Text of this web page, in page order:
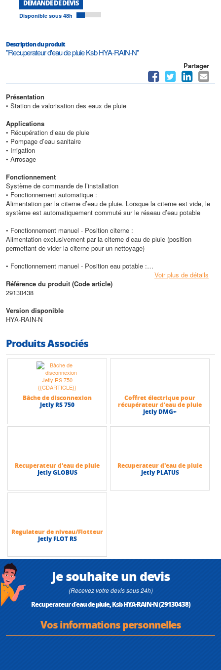
DEMANDE DE DEVIS
Disponible sous 48h
Description du produit
"Recuperateur d'eau de pluie Ksb HYA-RAIN-N"
Partager
Présentation
• Station de valorisation des eaux de pluie
Applications
• Récupération d’eau de pluie
• Pompage d’eau sanitaire
• Irrigation
• Arrosage
Fonctionnement
Système de commande de l’installation
• Fonctionnement automatique :
Alimentation par la citerne d’eau de pluie. Lorsque la citerne est vide, le
système est automatiquement commuté sur le réseau d’eau potable
• Fonctionnement manuel - Position citerne :
Alimentation exclusivement par la citerne d’eau de pluie (position
permettant de vider la citerne pour un nettoyage)
• Fonctionnement manuel - Position eau potable :
Alimentation exclusivement par le réseau d’eau potable, même lorsque la
citerne est remplie (par exemple en cas de travaux sur la citerne)
d’appoint
• Hauteur d’aspiration max : 7 m
• Température liquide véhiculé max : 35°C
• Pression d’enclenchement pompe : 2,5 bar
• Pression au refoulement du groupe max : 6 bar
• Pression d’aspiration pompe max : 1 bar
• Pression d’aspiration eau d’appoint max : 4 bar
• Débit max : eau d’appoint à 4 bar env. 1 l/s
• Hauteur max (HMT) : 43 m
• Débit max : 4 m3/h
Voir plus de détails
Référence du produit (Code article)
29130438
Version disponible
HYA-RAIN-N
Produits Associés
Bâche de disconnexion
Jetly RS 750
Coffret électrique pour
récupérateur d'eau de pluie
Jetly DMG+
Recuperateur d'eau de pluie
Jetly GLOBUS
Recuperateur d'eau de pluie
Jetly PLATUS
Regulateur de niveau/Flotteur
Jetly FLOT RS
Je souhaite un devis
(Recevez votre devis sous 24h)
Recuperateur d'eau de pluie, Ksb HYA-RAIN-N (29130438)
Vos informations personnelles